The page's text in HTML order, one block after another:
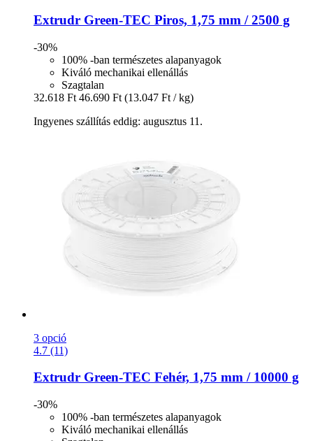
Extrudr Green-​TEC Piros, 1,75 mm / 2500 g
-30%
100% -ban természetes alapanyagok
Kiváló mechanikai ellenállás
Szagtalan
32.618 Ft 46.690 Ft (13.047 Ft / kg)
Ingyenes szállítás eddig: augusztus 11.
3 opció
4.7 (11)
Extrudr Green-​TEC Fehér, 1,75 mm / 10000 g
-30%
100% -ban természetes alapanyagok
Kiváló mechanikai ellenállás